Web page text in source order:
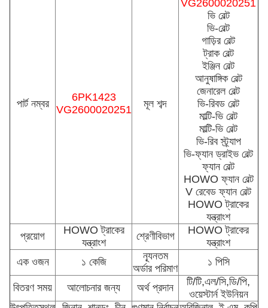
পার্ট নম্বর
6PK1423
VG2600020251
মূল শব্দ
VG2600020251
ভি বেল্ট
ভি-বেল্ট
গাড়ির বেল্ট
ট্রাক বেল্ট
ইঞ্জিন বেল্ট
আনুষাঙ্গিক বেল্ট
জেনারেল বেল্ট
ভি-রিবড বেল্ট
মাল্টি-ভি বেল্ট
মাল্টি-ভি বেল্ট
ভি-রিব স্ট্র্যাপ
ভি-ফ্যান ড্রাইভ বেল্ট
ফ্যান বেল্ট
HOWO ফ্যান বেল্ট
V রেবেড ফ্যান বেল্ট
HOWO ট্রাকের
যন্ত্রাংশ
প্রয়োগ
HOWO ট্রাকের
যন্ত্রাংশ
শ্রেণীবিভাগ
HOWO ট্রাকের
যন্ত্রাংশ
এক ওজন
১ কেজি
ন্যূনতম
অর্ডার পরিমাণ
১ পিসি
বিতরণ সময় আলোচনার জন্য অর্থ প্রদান
টি/টি,এল/সি,ডি/পি,
ওয়েস্টার্ন ইউনিয়ন